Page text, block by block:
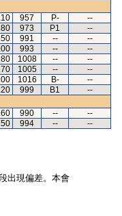
957 P-
--
973 P1
--
991 --
--
993 --
--
1008 --
--
1005 --
--
1016 B-
--
999 B1
--
990 --
--
994 -- --
出現偏差。本會